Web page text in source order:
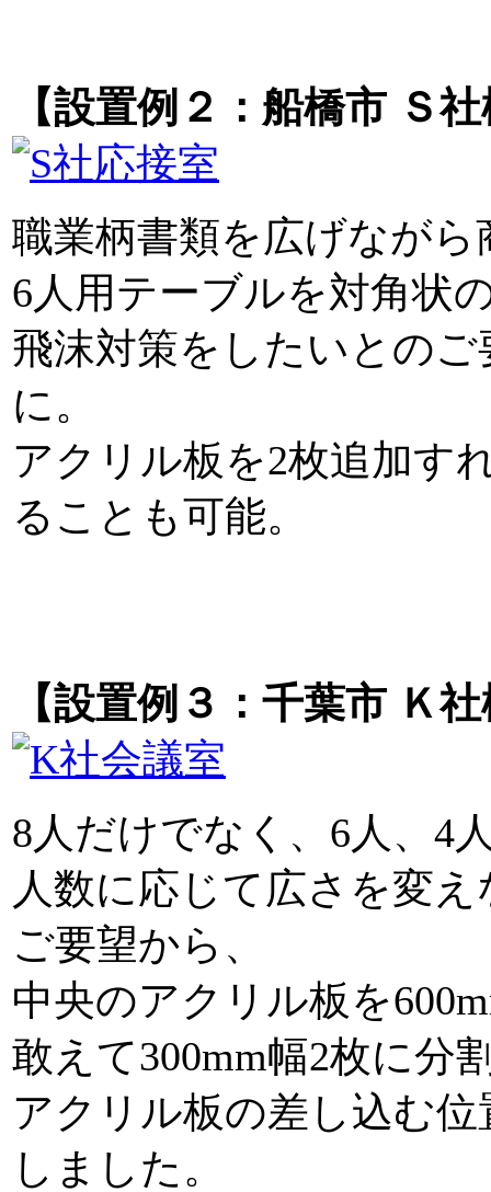
【設置例２：船橋市 Ｓ
職業柄書類を広げなが
6人用テーブルを対角状
飛沫対策をしたいとの
に。
アクリル板を2枚追加す
ることも可能。
【設置例３：千葉市 Ｋ
8人だけでなく、6人、4
人数に応じて広さを変
ご要望から、
中央のアクリル板を
敢えて300mm幅2枚に分
アクリル板の差し込む
しました。